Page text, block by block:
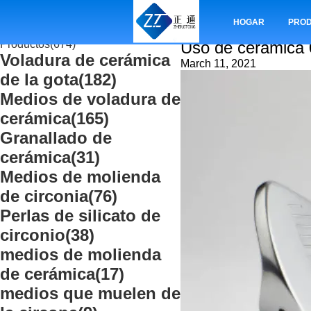
HOGAR
Uso de cerámica 002 de
Productos(674)
Voladura de cerámica
de la gota(182)
Medios de voladura de
cerámica(165)
Granallado de
cerámica(31)
Medios de molienda
de circonia(76)
Perlas de silicato de
circonio(38)
medios de molienda
de cerámica(17)
medios que muelen de
Uso de cerámica
March 11, 2021